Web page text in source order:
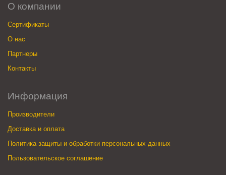
О компании
Сертификаты
О нас
Партнеры
Контакты
Информация
Производители
Доставка и оплата
Политика защиты и обработки персональных данных
Пользовательское соглашение